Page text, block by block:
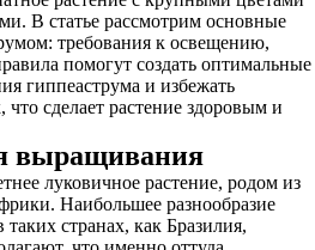
В статье рассмотрим основные
требования к освещению,
помогут создать оптимальные
гиппеаструма и избежать
сделает растение здоровым и
выращивания
луковичное растение, родом из
Наибольшее разнообразие
таких странах, как Бразилия,